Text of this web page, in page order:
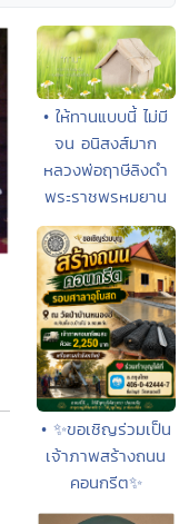
• ให้ทานแบบนี้ ไม่มี
จน อนิสงส์มาก
หลวงพ่อฤาษีลิงดำ
พระราชพรหมยาน
• ✨ขอเชิญร่วมเป็น
เจ้าภาพสร้างถนน
คอนกรีต✨